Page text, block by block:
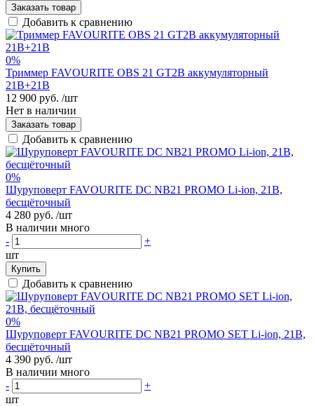
Заказать товар
Добавить к сравнению
0%
Триммер FAVOURITE OBS 21 GT2B аккумуляторный
21В+21В
12 900 руб. /шт
Нет в наличии
Заказать товар
Добавить к сравнению
0%
Шуруповерт FAVOURITE DC NB21 PROMO Li-ion, 21В,
бесщёточный
4 280 руб. /шт
В наличии много
-
+
шт
Купить
Добавить к сравнению
0%
Шуруповерт FAVOURITE DC NB21 PROMO SET Li-ion, 21В,
бесщёточный
4 390 руб. /шт
В наличии много
-
+
шт